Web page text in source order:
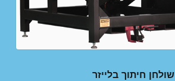
שולחן חיתוך בלייזר